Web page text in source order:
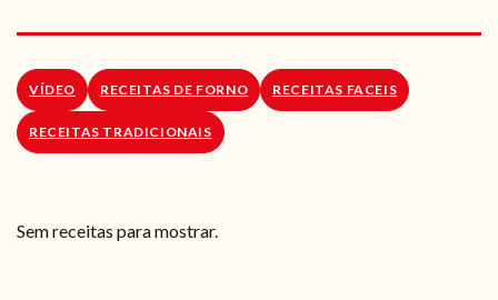
LOJA ONLINE
VÍDEO RECEITAS DE FORNO RECEITAS FACEIS
RECEITAS TRADICIONAIS
Sem receitas para mostrar.